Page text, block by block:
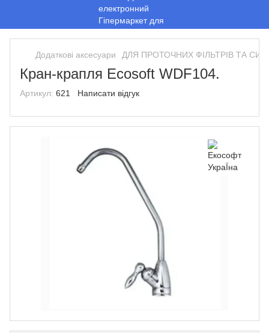
Додаткові аксесуари ДЛЯ ПРОТОЧНИХ ФІЛЬТРІВ ТА
Кран-крапля Ecosoft WDF104.
Артикул: 621 Написати відгук